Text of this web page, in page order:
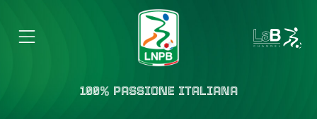
100% PASSIONE ITALIANA